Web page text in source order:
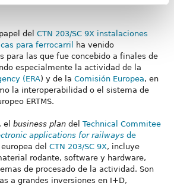
del CTN 203/SC 9X instalaciones
para ferrocarril
ha venido
para las que fue concebido a finales de
especialmente la actividad de la
(ERA) y de la Comisión Europea, en
la interoperabilidad o el sistema de
ERTMS.
el business plan del Technical Commitee
applications for railways de
del CTN 203/SC 9X, incluye
rodante, software y hardware,
de procesado de la actividad. Son
a grandes inversiones en I+D,